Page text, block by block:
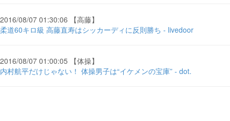
2016/08/07 01:30:06 【高藤】
柔道60キロ級 高藤直寿はシッカーディに反則勝ち - livedoor
2016/08/07 01:00:05 【体操】
内村航平だけじゃない！ 体操男子は“イケメンの宝庫” - dot.